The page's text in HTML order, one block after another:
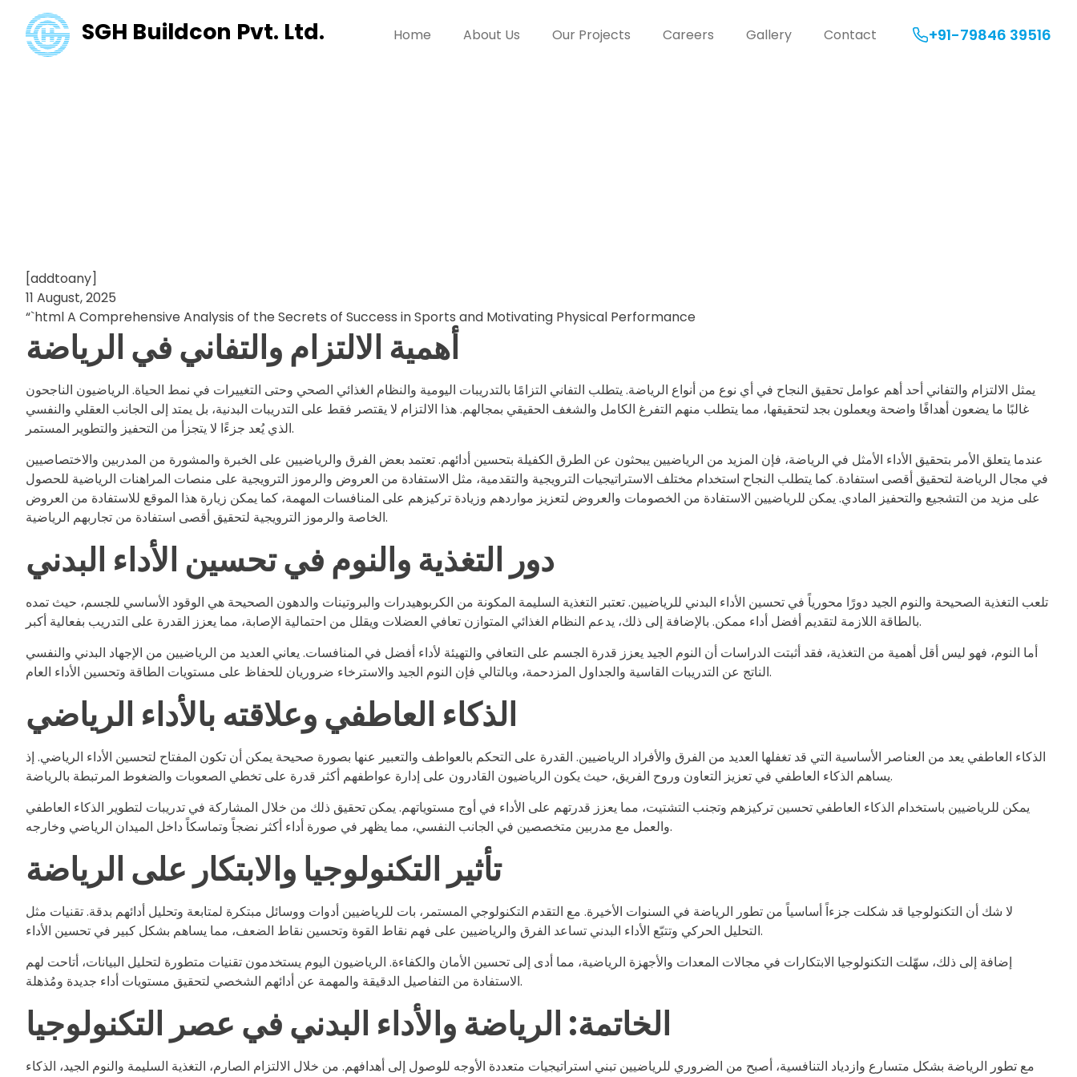
SGH Buildcon Pvt. Ltd. Home About Us Our Projects Careers Gallery Contact +91-79846 39516
[addtoany]
11 August, 2025
“`html A Comprehensive Analysis of the Secrets of Success in Sports and Motivating Physical Performance
أهمية الالتزام والتفاني في الرياضة
يمثل الالتزام والتفاني أحد أهم عوامل تحقيق النجاح في أي نوع من أنواع الرياضة. يتطلب التفاني التزامًا بالتدريبات اليومية والنظام الغذائي الصحي وحتى التغييرات في نمط الحياة. الرياضيون الناجحون
غالبًا ما يضعون أهدافًا واضحة ويعملون بجد لتحقيقها، مما يتطلب منهم التفرغ الكامل والشغف الحقيقي بمجالهم. هذا الالتزام لا يقتصر فقط على التدريبات البدنية، بل يمتد إلى الجانب العقلي والنفسي
الذي يُعد جزءًا لا يتجزأ من التحفيز والتطوير المستمر.
عندما يتعلق الأمر بتحقيق الأداء الأمثل في الرياضة، فإن المزيد من الرياضيين يبحثون عن الطرق الكفيلة بتحسين أدائهم. تعتمد بعض الفرق والرياضيين على الخبرة والمشورة من المدربين والاختصاصيين
في مجال الرياضة لتحقيق أقصى استفادة. كما يتطلب النجاح استخدام مختلف الاستراتيجيات الترويجية والتقدمية، مثل الاستفادة من العروض والرموز الترويجية على منصات المراهنات الرياضية للحصول
على مزيد من التشجيع والتحفيز المادي. يمكن للرياضيين الاستفادة من الخصومات والعروض لتعزيز مواردهم وزيادة تركيزهم على المنافسات المهمة، كما يمكن زيارة هذا الموقع للاستفادة من العروض
الخاصة والرموز الترويجية لتحقيق أقصى استفادة من تجاربهم الرياضية.
دور التغذية والنوم في تحسين الأداء البدني
تلعب التغذية الصحيحة والنوم الجيد دورًا محورياً في تحسين الأداء البدني للرياضيين. تعتبر التغذية السليمة المكونة من الكربوهيدرات والبروتينات والدهون الصحيحة هي الوقود الأساسي للجسم، حيث تمده
بالطاقة اللازمة لتقديم أفضل أداء ممكن. بالإضافة إلى ذلك، يدعم النظام الغذائي المتوازن تعافي العضلات ويقلل من احتمالية الإصابة، مما يعزز القدرة على التدريب بفعالية أكبر.
أما النوم، فهو ليس أقل أهمية من التغذية، فقد أثبتت الدراسات أن النوم الجيد يعزز قدرة الجسم على التعافي والتهيئة لأداء أفضل في المنافسات. يعاني العديد من الرياضيين من الإجهاد البدني والنفسي
الناتج عن التدريبات القاسية والجداول المزدحمة، وبالتالي فإن النوم الجيد والاسترخاء ضروريان للحفاظ على مستويات الطاقة وتحسين الأداء العام.
الذكاء العاطفي وعلاقته بالأداء الرياضي
الذكاء العاطفي يعد من العناصر الأساسية التي قد تغفلها العديد من الفرق والأفراد الرياضيين. القدرة على التحكم بالعواطف والتعبير عنها بصورة صحيحة يمكن أن تكون المفتاح لتحسين الأداء الرياضي. إذ
يساهم الذكاء العاطفي في تعزيز التعاون وروح الفريق، حيث يكون الرياضيون القادرون على إدارة عواطفهم أكثر قدرة على تخطي الصعوبات والضغوط المرتبطة بالرياضة.
يمكن للرياضيين باستخدام الذكاء العاطفي تحسين تركيزهم وتجنب التشتيت، مما يعزز قدرتهم على الأداء في أوج مستوياتهم. يمكن تحقيق ذلك من خلال المشاركة في تدريبات لتطوير الذكاء العاطفي
والعمل مع مدربين متخصصين في الجانب النفسي، مما يظهر في صورة أداء أكثر نضجاً وتماسكاً داخل الميدان الرياضي وخارجه.
تأثير التكنولوجيا والابتكار على الرياضة
لا شك أن التكنولوجيا قد شكلت جزءاً أساسياً من تطور الرياضة في السنوات الأخيرة. مع التقدم التكنولوجي المستمر، بات للرياضيين أدوات ووسائل مبتكرة لمتابعة وتحليل أدائهم بدقة. تقنيات مثل
التحليل الحركي وتتبّع الأداء البدني تساعد الفرق والرياضيين على فهم نقاط القوة وتحسين نقاط الضعف، مما يساهم بشكل كبير في تحسين الأداء.
إضافة إلى ذلك، سهّلت التكنولوجيا الابتكارات في مجالات المعدات والأجهزة الرياضية، مما أدى إلى تحسين الأمان والكفاءة. الرياضيون اليوم يستخدمون تقنيات متطورة لتحليل البيانات، أتاحت لهم
الاستفادة من التفاصيل الدقيقة والمهمة عن أدائهم الشخصي لتحقيق مستويات أداء جديدة ومُذهلة.
الخاتمة: الرياضة والأداء البدني في عصر التكنولوجيا
مع تطور الرياضة بشكل متسارع وازدياد التنافسية، أصبح من الضروري للرياضيين تبني استراتيجيات متعددة الأوجه للوصول إلى أهدافهم. من خلال الالتزام الصارم، التغذية السليمة والنوم الجيد، الذكاء